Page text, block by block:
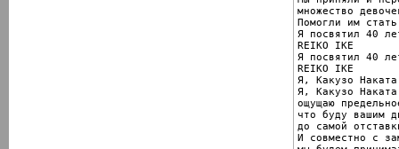
множество
Помогли им
Я посвятил 40
REIKO IKE
Я посвятил 40
REIKO IKE
Я, Какузо
Я, Какузо
ощущаю
что буду вашим
до самой
И совместно с